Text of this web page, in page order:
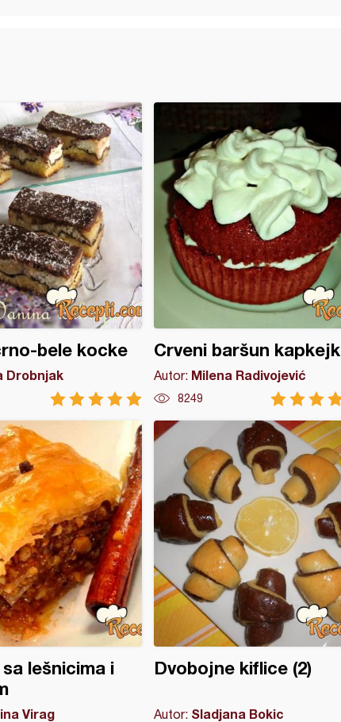
bele kocke
Drobnjak
Crveni baršun kapkejk
Autor: Milena Radivojević
8249
lešnicima i
Virag
Dvobojne kiflice (2)
Autor: Sladjana Bokic